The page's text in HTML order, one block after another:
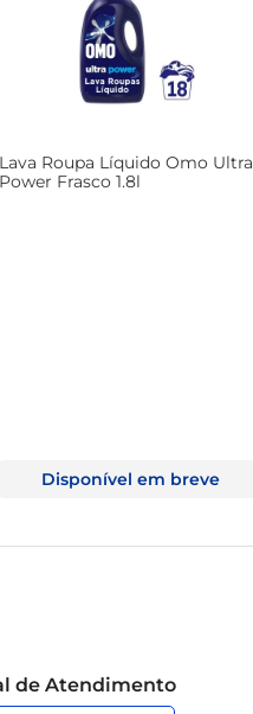
Lava Roupa Líquido Omo Ultra
Power Frasco 1.8l
Disponível em breve
de Atendimento